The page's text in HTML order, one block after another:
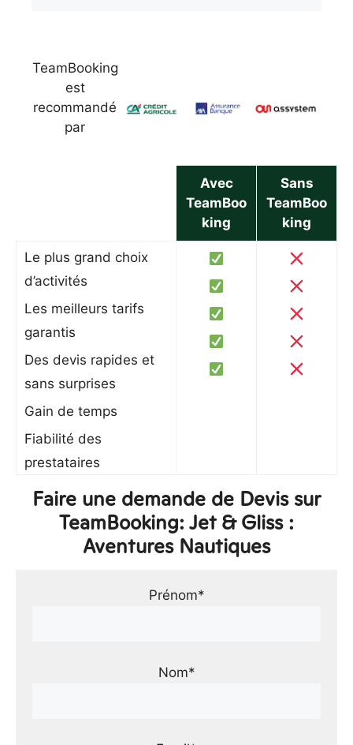
TeamBooking
est
recommandé
par
Avec
TeamBoo
king
Sans
TeamBoo
king
Le plus grand choix
d’activités
Les meilleurs tarifs
garantis
Des devis rapides et
sans surprises
Gain de temps
Fiabilité des
prestataires
Faire une demande de Devis sur
TeamBooking: Jet & Gliss :
Aventures Nautiques
Prénom*
Nom*